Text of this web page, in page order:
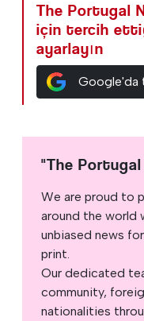
The Portugal
için tercih
ayarlayın
Google'da
"The
We are proud to
around the world
unbiased news
print.
Our dedicated
community,
nationalities